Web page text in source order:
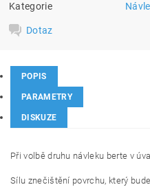
Kategorie
Dotaz
POPIS
PARAMETRY
DISKUZE
Při volbě druhu návleku berte v
Sílu znečištění povrchu, který